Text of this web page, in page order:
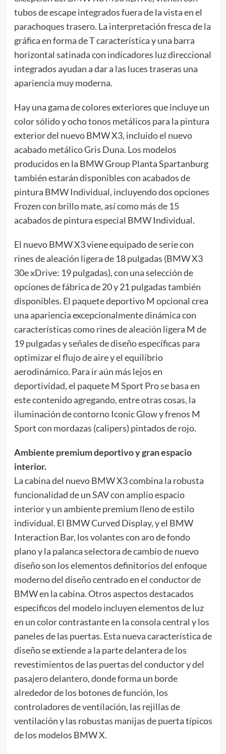
tubos de escape integrados fuera de la vista en el
parachoques trasero. La interpretación fresca de la
gráfica en forma de T característica y una barra
horizontal satinada con indicadores luz direccional
integrados ayudan a dar a las luces traseras una
apariencia muy moderna.
Hay una gama de colores exteriores que incluye un
color sólido y ocho tonos metálicos para la pintura
exterior del nuevo BMW X3, incluido el nuevo
acabado metálico Gris Duna. Los modelos
producidos en la BMW Group Planta Spartanburg
también estarán disponibles con acabados de
pintura BMW Individual, incluyendo dos opciones
Frozen con brillo mate, así como más de 15
acabados de pintura especial BMW Individual.
El nuevo BMW X3 viene equipado de serie con
rines de aleación ligera de 18 pulgadas (BMW X3
30e xDrive: 19 pulgadas), con una selección de
opciones de fábrica de 20 y 21 pulgadas también
disponibles. El paquete deportivo M opcional crea
una apariencia excepcionalmente dinámica con
características como rines de aleación ligera M de
19 pulgadas y señales de diseño específicas para
optimizar el flujo de aire y el equilibrio
aerodinámico. Para ir aún más lejos en
deportividad, el paquete M Sport Pro se basa en
este contenido agregando, entre otras cosas, la
iluminación de contorno Iconic Glow y frenos M
Sport con mordazas (calipers) pintados de rojo.
Ambiente premium deportivo y gran espacio
interior.
La cabina del nuevo BMW X3 combina la robusta
funcionalidad de un SAV con amplio espacio
interior y un ambiente premium lleno de estilo
individual. El BMW Curved Display, y el BMW
Interaction Bar, los volantes con aro de fondo
plano y la palanca selectora de cambio de nuevo
diseño son los elementos definitorios del enfoque
moderno del diseño centrado en el conductor de
BMW en la cabina. Otros aspectos destacados
específicos del modelo incluyen elementos de luz
en un color contrastante en la consola central y los
paneles de las puertas. Esta nueva característica de
diseño se extiende a la parte delantera de los
revestimientos de las puertas del conductor y del
pasajero delantero, donde forma un borde
alrededor de los botones de función, los
controladores de ventilación, las rejillas de
ventilación y las robustas manijas de puerta típicos
de los modelos BMW X.